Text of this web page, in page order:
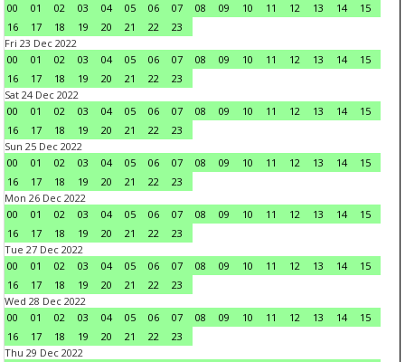
00
01 02 03 04 05 06 07 08 09 10 11 12 13 14
15
16
17 18 19 20 21 22
23
Fri 23 Dec 2022
00
01 02 03 04 05 06 07 08 09 10 11 12 13 14
15
16
17 18 19 20 21 22
23
Sat 24 Dec 2022
00
01 02 03 04 05 06 07 08 09 10 11 12 13 14
15
16
17 18 19 20 21 22
23
Sun 25 Dec 2022
00
01 02 03 04 05 06 07 08 09 10 11 12 13 14
15
16
17 18 19 20 21 22
23
Mon 26 Dec 2022
00
01 02 03 04 05 06 07 08 09 10 11 12 13 14
15
16
17 18 19 20 21 22
23
Tue 27 Dec 2022
00
01 02 03 04 05 06 07 08 09 10 11 12 13 14
15
16
17 18 19 20 21 22
23
Wed 28 Dec 2022
00
01 02 03 04 05 06 07 08 09 10 11 12 13 14
15
16
17 18 19 20 21 22
23
Thu 29 Dec 2022